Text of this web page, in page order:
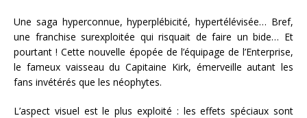
Une saga hyperconnue, hyperplébicité, hypertélévisée… Bref,
une franchise surexploitée qui risquait de faire un bide… Et
pourtant ! Cette nouvelle épopée de l’équipage de l’Enterprise,
le fameux vaisseau du Capitaine Kirk, émerveille autant les
fans invétérés que les néophytes.
L’aspect visuel est le plus exploité : les effets spéciaux sont